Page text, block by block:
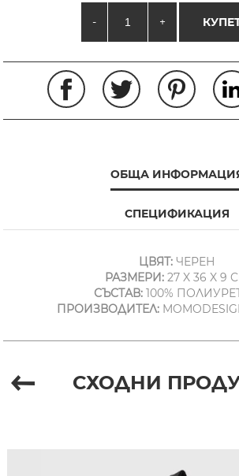
- +
ОБЩА
СПЕЦИФИКАЦИЯ
ЦВЯТ:ЧЕРЕН
РАЗМЕРИ: 27 X 36 X 9
СЪСТАВ: 100%
ПРОИЗВОДИТЕЛ:
СХОДНИ